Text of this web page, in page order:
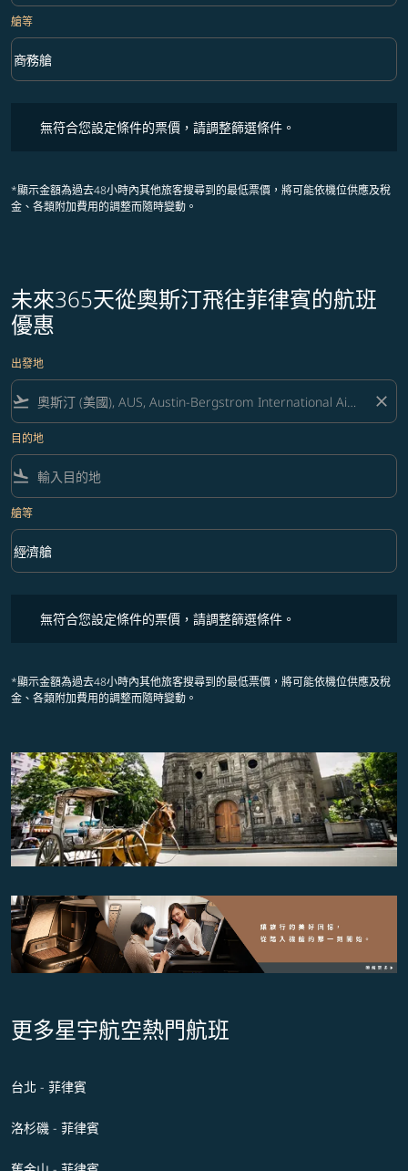
艙等
艙等 option 商務艙 Selected
商務艙
keyboard_arrow_down
無符合您設定條件的票價，請調整篩選條件。
*顯示金額為過去48小時內其他旅客搜尋到的最低票價，將可能依機位供應及稅
金、各類附加費用的調整而隨時變動。
未來365天從奧斯汀飛往菲律賓的航班
優惠
出發地
flight_takeoff close
目的地
flight_land
艙等
艙等 option 經濟艙 Selected
經濟艙
keyboard_arrow_down
無符合您設定條件的票價，請調整篩選條件。
*顯示金額為過去48小時內其他旅客搜尋到的最低票價，將可能依機位供應及稅
金、各類附加費用的調整而隨時變動。
更多星宇航空熱門航班
台北 - 菲律賓
洛杉磯 - 菲律賓